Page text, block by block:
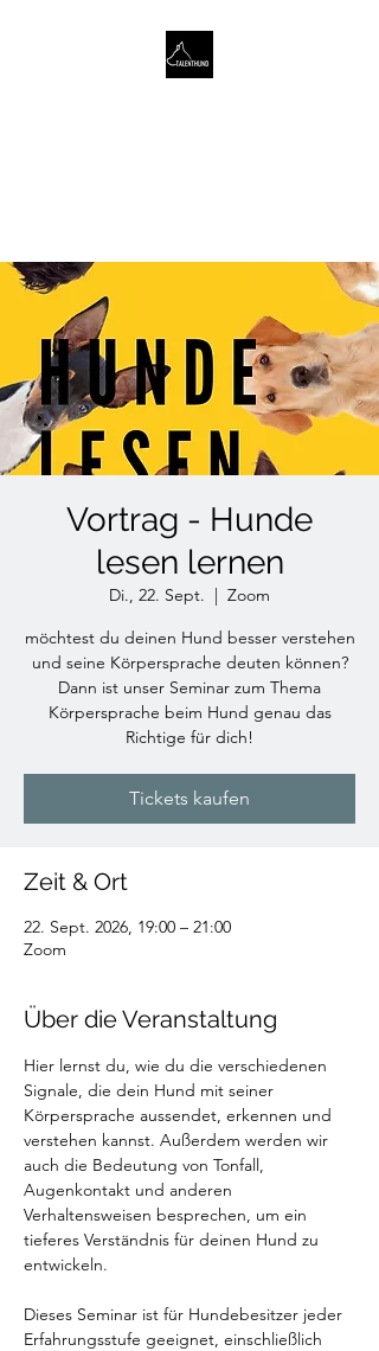
Vortrag - Hunde
lesen lernen
Di., 22. Sept.
  |
Zoom
möchtest du deinen Hund besser verstehen
und seine Körpersprache deuten können?
Dann ist unser Seminar zum Thema
Körpersprache beim Hund genau das
Richtige für dich!
Tickets kaufen
Zeit & Ort
22. Sept. 2026, 19:00 – 21:00
Zoom
Über die Veranstaltung
Hier lernst du, wie du die verschiedenen
Signale, die dein Hund mit seiner
Körpersprache aussendet, erkennen und
verstehen kannst. Außerdem werden wir
auch die Bedeutung von Tonfall,
Augenkontakt und anderen
Verhaltensweisen besprechen, um ein
tieferes Verständnis für deinen Hund zu
entwickeln.
Dieses Seminar ist für Hundebesitzer jeder
Erfahrungsstufe geeignet, einschließlich